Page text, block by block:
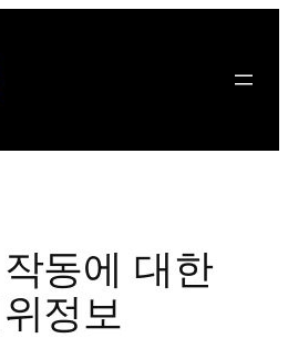
동에 대한
정보